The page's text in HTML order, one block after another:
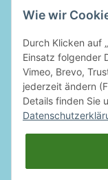
Wie wir
Durch Klicken auf
Einsatz folgender
Vimeo, Brevo,
jederzeit ändern
Details finden Sie